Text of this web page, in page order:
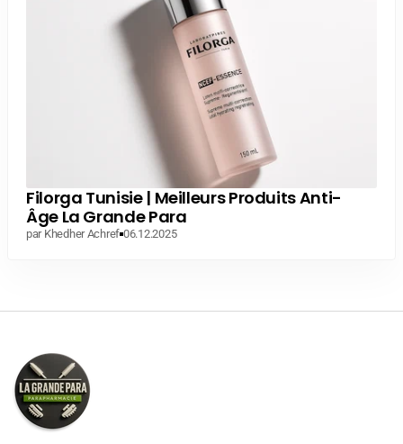
Filorga Tunisie | Meilleurs Produits Anti-
Âge La Grande Para
par Khedher Achref 06.12.2025